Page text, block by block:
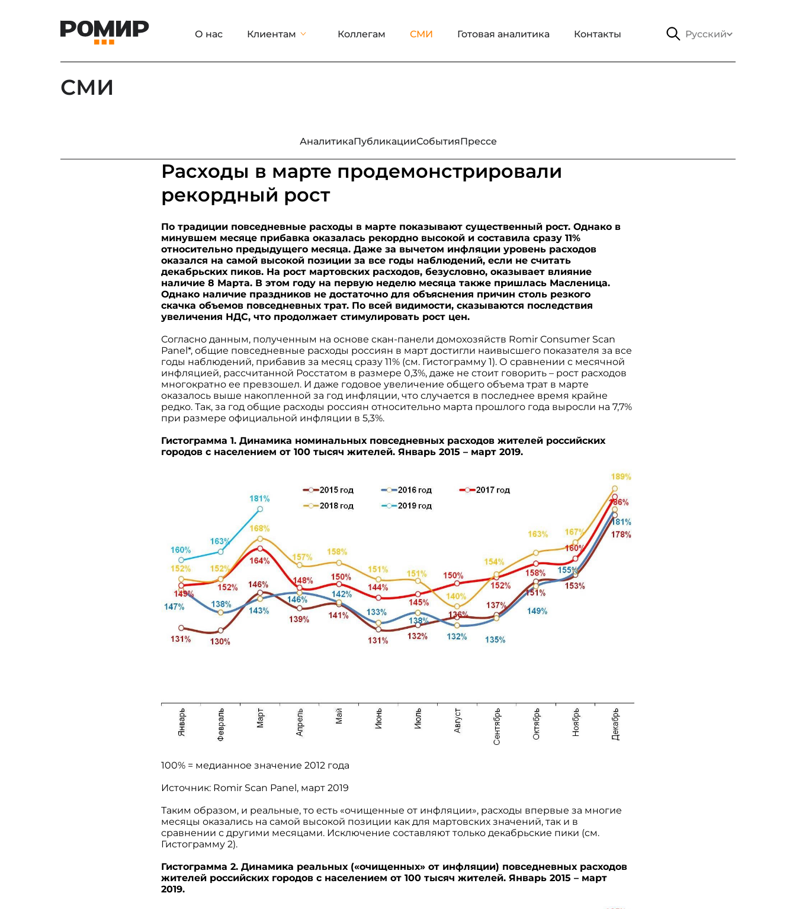
О нас Клиентам Коллегам СМИ Готовая аналитика Контакты Русский
СМИ
АналитикаПубликацииСобытияПрессе
Расходы в марте продемонстрировали
рекордный рост
По традиции повседневные расходы в марте показывают существенный рост. Однако в
минувшем месяце прибавка оказалась рекордно высокой и составила сразу 11%
относительно предыдущего месяца. Даже за вычетом инфляции уровень расходов
оказался на самой высокой позиции за все годы наблюдений, если не считать
декабрьских пиков. На рост мартовских расходов, безусловно, оказывает влияние
наличие 8 Марта. В этом году на первую неделю месяца также пришлась Масленица.
Однако наличие праздников не достаточно для объяснения причин столь резкого
скачка объемов повседневных трат. По всей видимости, сказываются последствия
увеличения НДС, что продолжает стимулировать рост цен.
Согласно данным, полученным на основе скан-панели домохозяйств Romir Consumer Scan
Panel*, общие повседневные расходы россиян в март достигли наивысшего показателя за все
годы наблюдений, прибавив за месяц сразу 11% (см. Гистограмму 1). О сравнении с месячной
инфляцией, рассчитанной Росстатом в размере 0,3%, даже не стоит говорить – рост расходов
многократно ее превзошел. И даже годовое увеличение общего объема трат в марте
оказалось выше накопленной за год инфляции, что случается в последнее время крайне
редко. Так, за год общие расходы россиян относительно марта прошлого года выросли на 7,7%
при размере официальной инфляции в 5,3%.
Гистограмма 1. Динамика номинальных повседневных расходов жителей российских
городов с населением от 100 тысяч жителей. Январь 2015 – март 2019.
100% = медианное значение 2012 года
Источник: Romir Scan Panel, март 2019
Таким образом, и реальные, то есть «очищенные от инфляции», расходы впервые за многие
месяцы оказались на самой высокой позиции как для мартовских значений, так и в
сравнении с другими месяцами. Исключение составляют только декабрьские пики (см.
Гистограмму 2).
Гистограмма 2. Динамика реальных («очищенных» от инфляции) повседневных расходов
жителей российских городов с населением от 100 тысяч жителей. Январь 2015 – март
2019.